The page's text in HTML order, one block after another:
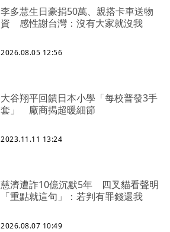
李多慧生日豪捐50萬、親搭卡車送物
資 感性謝台灣：沒有大家就沒我
2026.08.05 12:56
大谷翔平回饋日本小學「每校普發3手
套」 廠商揭超暖細節
2023.11.11 13:24
慈濟遭詐10億沉默5年 四叉貓看聲明
「重點就這句」：若判有罪錢還我
2026.08.07 10:49